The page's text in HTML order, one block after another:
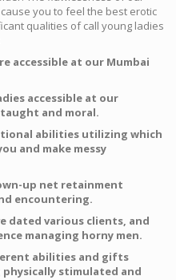
you to feel the best erotic
qualities of call young ladies
at our Mumbai
accessible at our
and moral.
abilities utilizing which
and make messy
up net retainment
encountering.
various clients, and
managing horny men.
abilities and gifts
stimulated and